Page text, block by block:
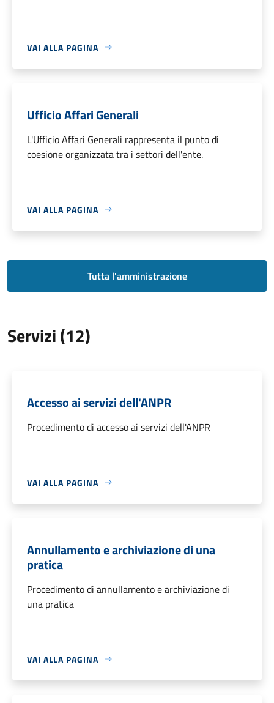
VAI ALLA PAGINA
Ufficio Affari Generali
L'Ufficio Affari Generali rappresenta il punto di
coesione organizzata tra i settori dell'ente.
VAI ALLA PAGINA
Tutta l'amministrazione
Servizi (12)
Accesso ai servizi dell'ANPR
Procedimento di accesso ai servizi dell'ANPR
VAI ALLA PAGINA
Annullamento e archiviazione di una
pratica
Procedimento di annullamento e archiviazione di
una pratica
VAI ALLA PAGINA